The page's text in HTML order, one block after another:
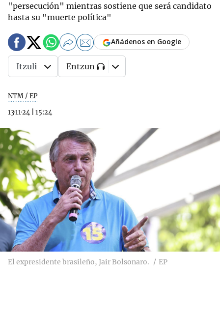
"persecución" mientras sostiene que será candidato
hasta su "muerte política"
NTM / EP
13·11·24
15:24
Añádenos en Google
Itzuli Entzun
El expresidente brasileño, Jair Bolsonaro. EP